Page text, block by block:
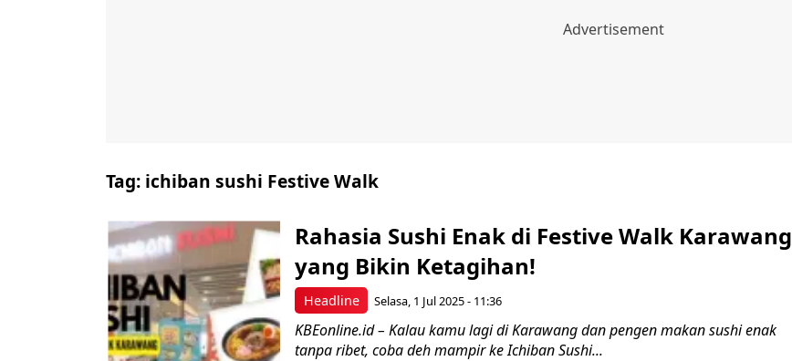
Tag: ichiban sushi Festive Walk
Headline
Rahasia Sushi Enak di Festive Walk Karawang
yang Bikin Ketagihan!
Selasa, 1 Jul 2025 - 11:36
KBEonline.id – Kalau kamu lagi di Karawang dan pengen makan sushi enak
tanpa ribet, coba deh mampir ke Ichiban Sushi...